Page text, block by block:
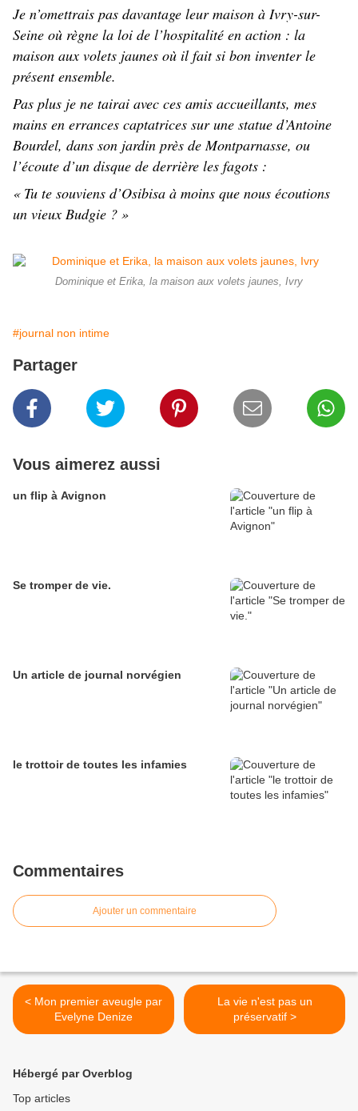
Je n’omettrais pas davantage leur maison à Ivry-sur-
Seine où règne la loi de l’hospitalité en action : la
maison aux volets jaunes où il fait si bon inventer le
présent ensemble.
Pas plus je ne tairai avec ces amis accueillants, mes
mains en errances captatrices sur une statue d’Antoine
Bourdel, dans son jardin près de Montparnasse, ou
l’écoute d’un disque de derrière les fagots :
« Tu te souviens d’Osibisa à moins que nous écoutions
un vieux Budgie ? »
Dominique et Erika, la maison aux volets jaunes, Ivry
#journal non intime
Partager
Vous aimerez aussi
un flip à Avignon
Se tromper de vie.
Un article de journal norvégien
le trottoir de toutes les infamies
Commentaires
Ajouter un commentaire
< Mon premier aveugle par
Evelyne Denize
La vie n'est pas un
préservatif >
Hébergé par Overblog
Top articles